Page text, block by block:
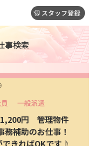
スタッフ登録
事検索
一般派遣
1,200円 管理物件
補助のお仕事！
できればOKです♪